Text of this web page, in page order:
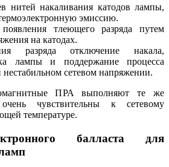
нитей накаливания катодов лампы,
эмиссию.
тлеющего разряда путем
на катодах.
разряда отключение накала,
лампы и поддержание процесса
сетевом напряжении.
ПРА выполняют те же
чувствительны к сетевому
температуре.
балласта для